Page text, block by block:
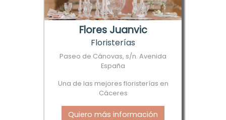
Flores Juanvic
Floristerías
Paseo de Cánovas, s/n. Avenida
España
Una de las mejores floristerías en
Cáceres
Quiero más información